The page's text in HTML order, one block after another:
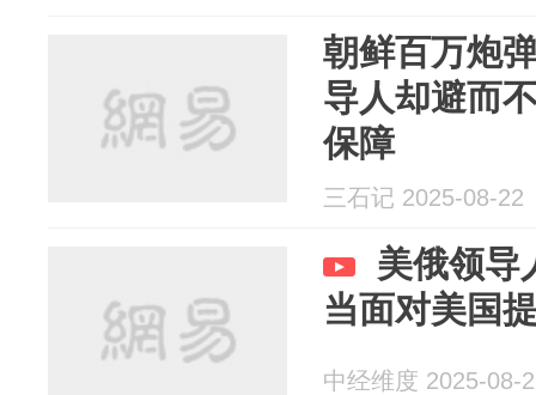
朝鲜百万炮
导人却避而
保障
三石记 2025-08-22
美俄领导
当面对美国
中经维度 2025-08-